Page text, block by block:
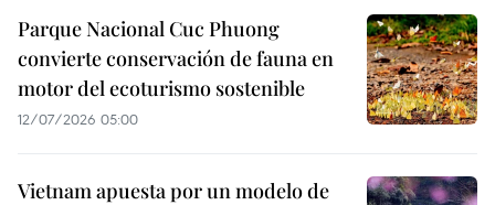
Parque Nacional Cuc Phuong
convierte conservación de fauna en
motor del ecoturismo sostenible
12/07/2026 05:00
Vietnam apuesta por un modelo de